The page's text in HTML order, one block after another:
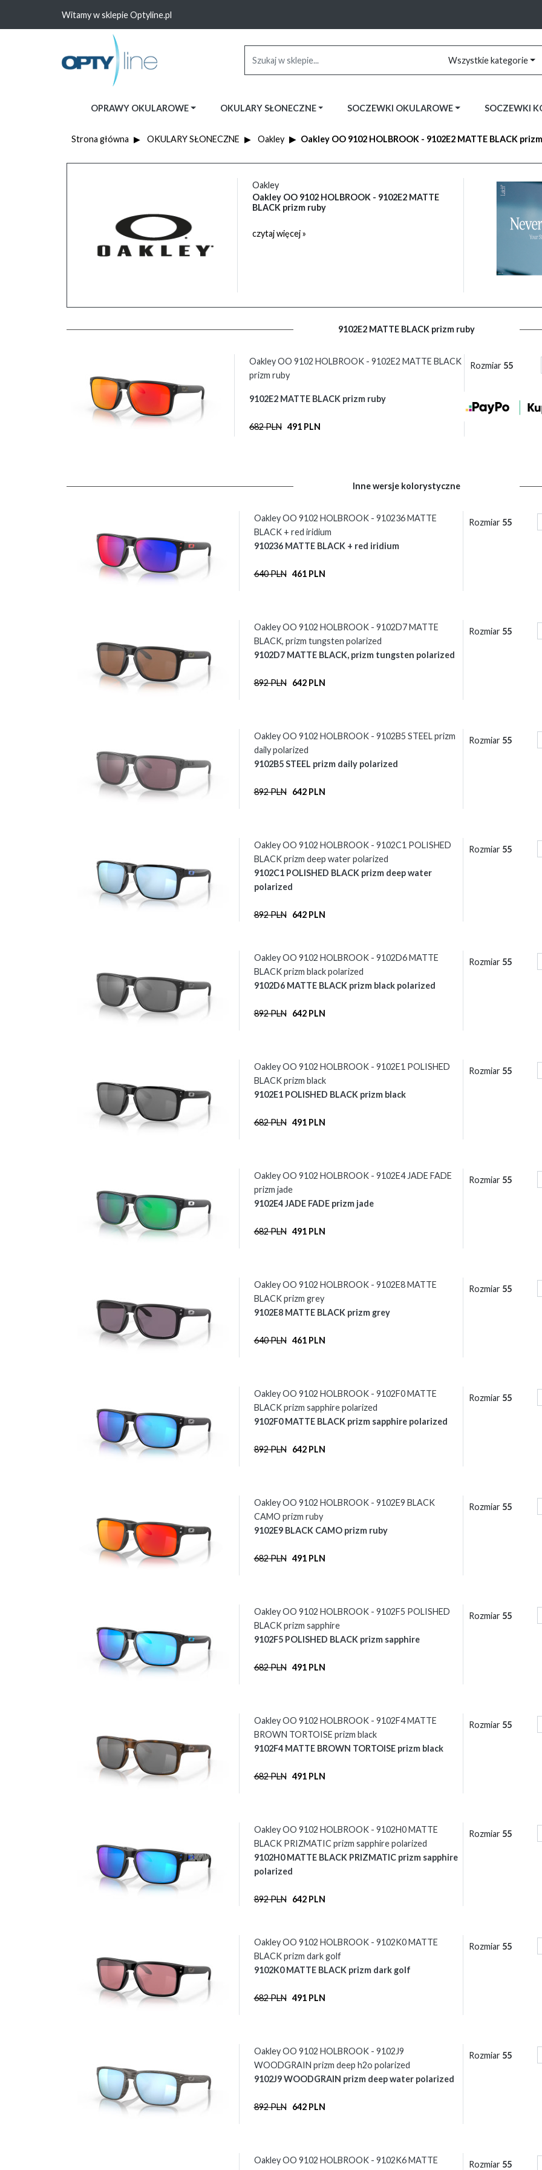
Witamy w sklepie Optyline.pl
Wszystkie kategorie
OPRAWY OKULAROWE OKULARY SŁONECZNE SOCZEWKI OKULAROWE SOCZEWKI
Strona główna OKULARY SŁONECZNE Oakley Oakley OO 9102 HOLBROOK - 9102E2 MATTE BLACK
Oakley
Oakley OO 9102 HOLBROOK - 9102E2 MATTE
BLACK prizm ruby
czytaj więcej »
9102E2 MATTE BLACK prizm ruby
Oakley OO 9102 HOLBROOK - 9102E2 MATTE BLACK
prizm ruby
9102E2 MATTE BLACK prizm ruby
682 PLN 491 PLN
Rozmiar 55
Inne wersje kolorystyczne
Oakley OO 9102 HOLBROOK - 910236 MATTE
BLACK + red iridium
910236 MATTE BLACK + red iridium
640 PLN 461 PLN
Rozmiar 55
Oakley OO 9102 HOLBROOK - 9102D7 MATTE
BLACK, prizm tungsten polarized
9102D7 MATTE BLACK, prizm tungsten polarized
892 PLN 642 PLN
Rozmiar 55
Oakley OO 9102 HOLBROOK - 9102B5 STEEL prizm
daily polarized
9102B5 STEEL prizm daily polarized
892 PLN 642 PLN
Rozmiar 55
Oakley OO 9102 HOLBROOK - 9102C1 POLISHED
BLACK prizm deep water polarized
9102C1 POLISHED BLACK prizm deep water
polarized
892 PLN 642 PLN
Rozmiar 55
Oakley OO 9102 HOLBROOK - 9102D6 MATTE
BLACK prizm black polarized
9102D6 MATTE BLACK prizm black polarized
892 PLN 642 PLN
Rozmiar 55
Oakley OO 9102 HOLBROOK - 9102E1 POLISHED
BLACK prizm black
9102E1 POLISHED BLACK prizm black
682 PLN 491 PLN
Rozmiar 55
Oakley OO 9102 HOLBROOK - 9102E4 JADE FADE
prizm jade
9102E4 JADE FADE prizm jade
682 PLN 491 PLN
Rozmiar 55
Oakley OO 9102 HOLBROOK - 9102E8 MATTE
BLACK prizm grey
9102E8 MATTE BLACK prizm grey
640 PLN 461 PLN
Rozmiar 55
Oakley OO 9102 HOLBROOK - 9102F0 MATTE
BLACK prizm sapphire polarized
9102F0 MATTE BLACK prizm sapphire polarized
892 PLN 642 PLN
Rozmiar 55
Oakley OO 9102 HOLBROOK - 9102E9 BLACK
CAMO prizm ruby
9102E9 BLACK CAMO prizm ruby
682 PLN 491 PLN
Rozmiar 55
Oakley OO 9102 HOLBROOK - 9102F5 POLISHED
BLACK prizm sapphire
9102F5 POLISHED BLACK prizm sapphire
682 PLN 491 PLN
Rozmiar 55
Oakley OO 9102 HOLBROOK - 9102F4 MATTE
BROWN TORTOISE prizm black
9102F4 MATTE BROWN TORTOISE prizm black
682 PLN 491 PLN
Rozmiar 55
Oakley OO 9102 HOLBROOK - 9102H0 MATTE
BLACK PRIZMATIC prizm sapphire polarized
9102H0 MATTE BLACK PRIZMATIC prizm sapphire
polarized
892 PLN 642 PLN
Rozmiar 55
Oakley OO 9102 HOLBROOK - 9102K0 MATTE
BLACK prizm dark golf
9102K0 MATTE BLACK prizm dark golf
682 PLN 491 PLN
Rozmiar 55
Oakley OO 9102 HOLBROOK - 9102J9
WOODGRAIN prizm deep h2o polarized
9102J9 WOODGRAIN prizm deep water polarized
892 PLN 642 PLN
Rozmiar 55
Oakley OO 9102 HOLBROOK - 9102K6 MATTE
Rozmiar 55